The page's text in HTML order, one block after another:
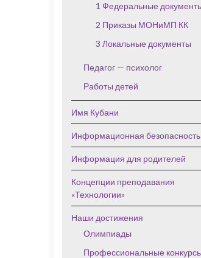
1 Федеральные
2 Приказы МОНиМП КК
3 Локальные документы
Педагог — психолог
Работы детей
Имя Кубани
Информационная безопасность
Информация для родителей
Концепции преподавания
«Технологии»
Наши достижения
Олимпиады
Профессиональные